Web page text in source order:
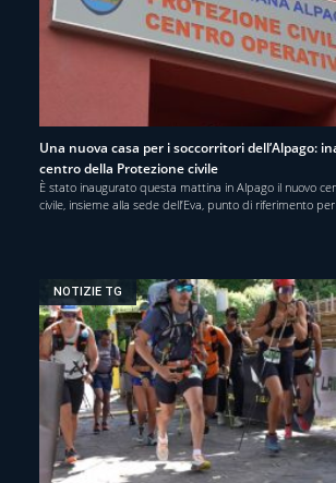
Una nuova casa per i soccorritori dell’Alpago:
centro della Protezione civile
È stato inaugurato questa mattina in Alpago il nuovo
civile, insieme alla sede dell’Eva, punto di riferimento
NOTIZIE TG